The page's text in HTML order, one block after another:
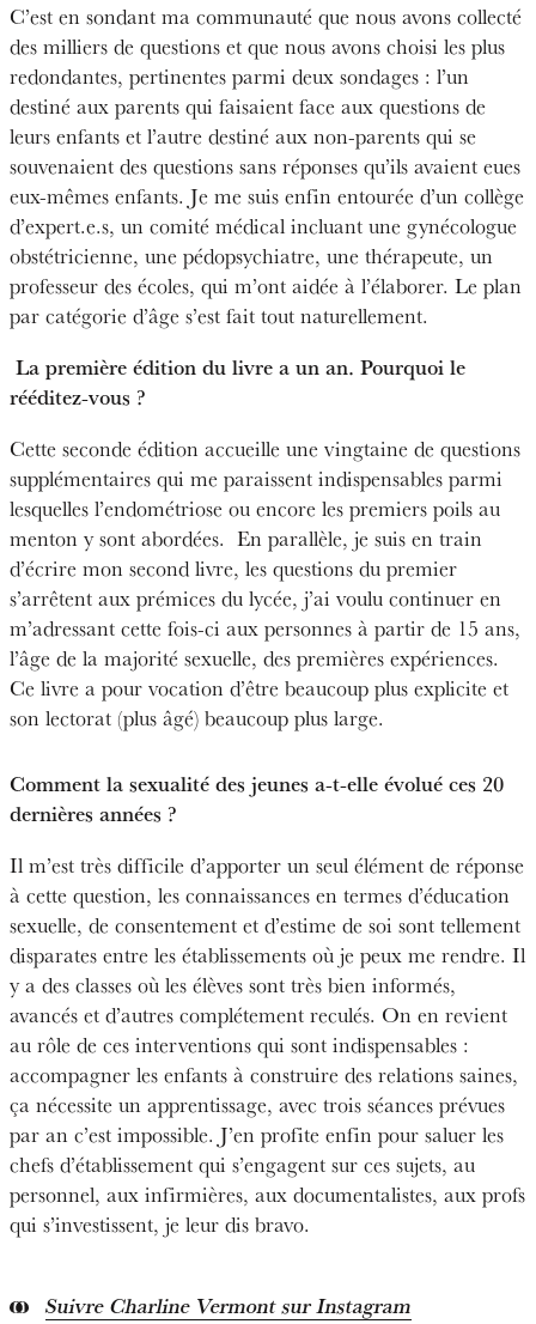
C’est en sondant ma communauté que nous avons collecté
des milliers de questions et que nous avons choisi les plus
redondantes, pertinentes parmi deux sondages : l’un
destiné aux parents qui faisaient face aux questions de
leurs enfants et l’autre destiné aux non-parents qui se
souvenaient des questions sans réponses qu’ils avaient eues
eux-mêmes enfants. Je me suis enfin entourée d’un collège
d’expert.e.s, un comité médical incluant une gynécologue
obstétricienne, une pédopsychiatre, une thérapeute, un
professeur des écoles, qui m’ont aidée à l’élaborer. Le plan
par catégorie d’âge s’est fait tout naturellement.
La première édition du livre a un an. Pourquoi le
rééditez-vous ?
Cette seconde édition accueille une vingtaine de questions
supplémentaires qui me paraissent indispensables parmi
lesquelles l’endométriose ou encore les premiers poils au
menton y sont abordées. En parallèle, je suis en train
d’écrire mon second livre, les questions du premier
s’arrêtent aux prémices du lycée, j’ai voulu continuer en
m’adressant cette fois-ci aux personnes à partir de 15 ans,
l’âge de la majorité sexuelle, des premières expériences.
Ce livre a pour vocation d’être beaucoup plus explicite et
son lectorat (plus âgé) beaucoup plus large.
Comment la sexualité des jeunes a-t-elle évolué ces 20
dernières années ?
Il m’est très difficile d’apporter un seul élément de réponse
à cette question, les connaissances en termes d’éducation
sexuelle, de consentement et d’estime de soi sont tellement
disparates entre les établissements où je peux me rendre. Il
y a des classes où les élèves sont très bien informés,
avancés et d’autres complétement reculés. On en revient
au rôle de ces interventions qui sont indispensables :
accompagner les enfants à construire des relations saines,
ça nécessite un apprentissage, avec trois séances prévues
par an c’est impossible. J’en profite enfin pour saluer les
chefs d’établissement qui s’engagent sur ces sujets, au
personnel, aux infirmières, aux documentalistes, aux profs
qui s’investissent, je leur dis bravo.
Suivre Charline Vermont sur Instagram